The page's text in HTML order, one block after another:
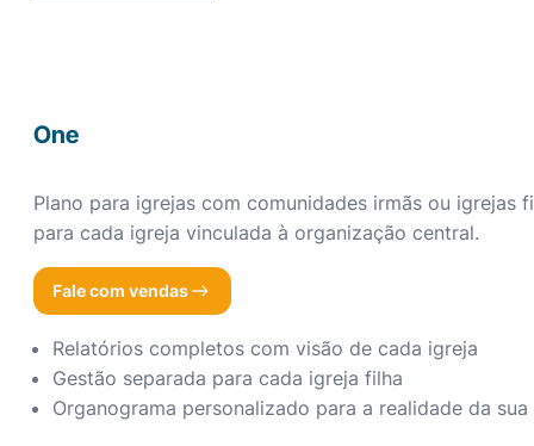
One
Plano para igrejas com comunidades irmãs ou igrejas
para cada igreja vinculada à organização central.
Fale com vendas
Relatórios completos com visão de cada igreja
Gestão separada para cada igreja filha
Organograma personalizado para a realidade da sua